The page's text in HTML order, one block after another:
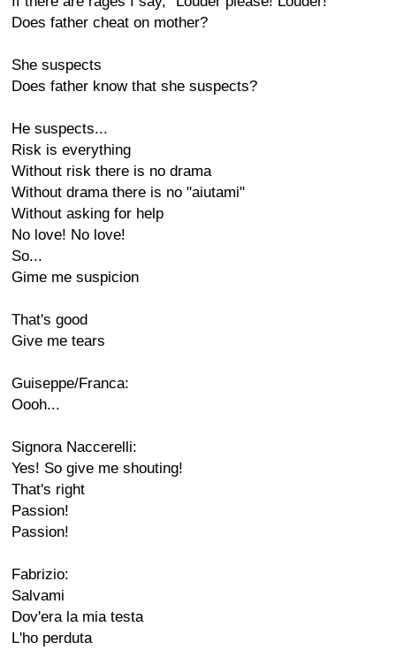
Does father cheat on mother?
She suspects
Does father know that she suspects?
He suspects...
Risk is everything
Without risk there is no drama
Without drama there is no "aiutami"
Without asking for help
No love! No love!
So...
Gime me suspicion
That's good
Give me tears
Guiseppe/Franca:
Oooh...
Signora Naccerelli:
Yes! So give me shouting!
That's right
Passion!
Passion!
Fabrizio:
Salvami
Dov'era la mia testa
L'ho perduta